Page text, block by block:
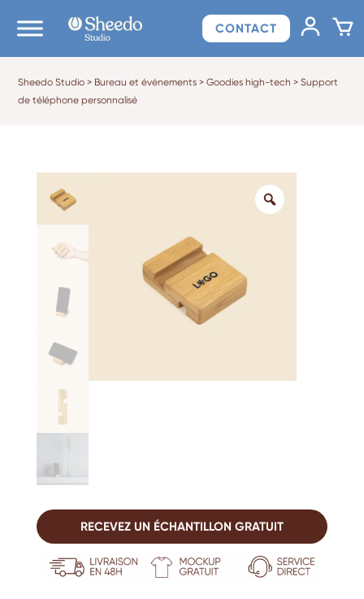
CONTACT
Sheedo Studio > Bureau et événements >Goodies high-tech >Support
de téléphone personnalisé
RECEVEZ UN ÉCHANTILLON GRATUIT